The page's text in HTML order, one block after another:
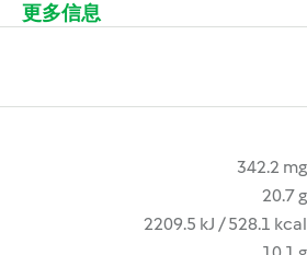
更多信息
342.2 mg
20.7 g
2209.5 kJ / 528.1 kcal